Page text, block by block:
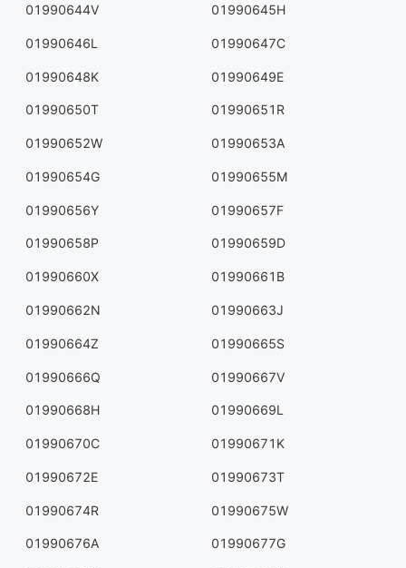
01990644V 01990645H
01990646L 01990647C
01990648K 01990649E
01990650T 01990651R
01990652W 01990653A
01990654G 01990655M
01990656Y 01990657F
01990658P 01990659D
01990660X 01990661B
01990662N 01990663J
01990664Z 01990665S
01990666Q 01990667V
01990668H 01990669L
01990670C 01990671K
01990672E 01990673T
01990674R 01990675W
01990676A 01990677G